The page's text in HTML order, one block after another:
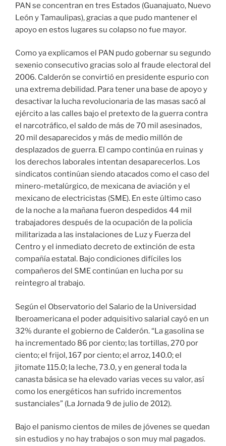
PAN se concentran en tres Estados (Guanajuato, Nuevo
León y Tamaulipas), gracias a que pudo mantener el
apoyo en estos lugares su colapso no fue mayor.
Como ya explicamos el PAN pudo gobernar su segundo
sexenio consecutivo gracias solo al fraude electoral del
2006. Calderón se convirtió en presidente espurio con
una extrema debilidad. Para tener una base de apoyo y
desactivar la lucha revolucionaria de las masas sacó al
ejército a las calles bajo el pretexto de la guerra contra
el narcotráfico, el saldo de más de 70 mil asesinados,
20 mil desaparecidos y más de medio millón de
desplazados de guerra. El campo continúa en ruinas y
los derechos laborales intentan desaparecerlos. Los
sindicatos continúan siendo atacados como el caso del
minero-metalúrgico, de mexicana de aviación y el
mexicano de electricistas (SME). En este último caso
de la noche a la mañana fueron despedidos 44 mil
trabajadores después de la ocupación de la policía
militarizada a las instalaciones de Luz y Fuerza del
Centro y el inmediato decreto de extinción de esta
compañía estatal. Bajo condiciones difíciles los
compañeros del SME continúan en lucha por su
reintegro al trabajo.
Según el Observatorio del Salario de la Universidad
Iberoamericana el poder adquisitivo salarial cayó en un
32% durante el gobierno de Calderón. “La gasolina se
ha incrementado 86 por ciento; las tortillas, 270 por
ciento; el frijol, 167 por ciento; el arroz, 140.0; el
jitomate 115.0; la leche, 73.0, y en general toda la
canasta básica se ha elevado varias veces su valor, así
como los energéticos han sufrido incrementos
sustanciales” (La Jornada 9 de julio de 2012).
Bajo el panismo cientos de miles de jóvenes se quedan
sin estudios y no hay trabajos o son muy mal pagados.